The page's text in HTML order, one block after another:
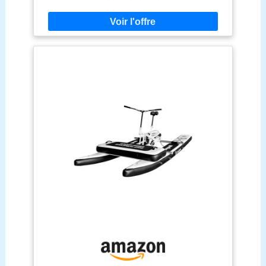
pièces de montage, il dispose d'un design structuré
esthétique qui rehausse l'apparence de vos
espaces sportifs, avec des dimensions maîtrisées
pour une intégration dans n'importe quel bassin
siège et le guidon de cette botte peuvent être
facilement ajustés - Le guidon pivote à 90° et la
hauteur s'adapte à différentes tailles de corps, de
sorte que chaque conduite reste confortable
et rangement peu encombrant : avec la plate-forme
SUP gonflable, vous pouvez monter cette planche
de SUP gonflable en quelques minutes – après le
dégonflage, vous pouvez la ranger dans le coffre
pour les voyages et le camping Parfait pour les
loisirs et les sports nautiques : que ce soit sur le
lac, dans la rivière ou dans le parc aquatique, ce